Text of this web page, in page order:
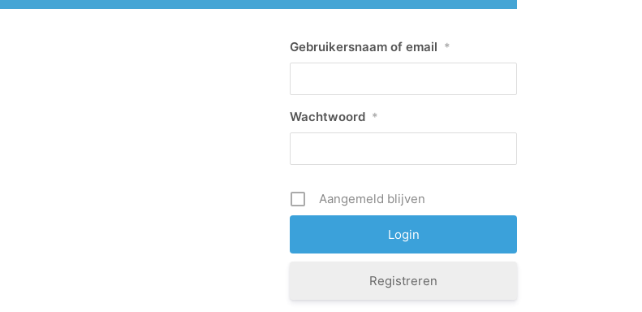
Gebruikersnaam of email *
Wachtwoord *
Aangemeld blijven
Registreren